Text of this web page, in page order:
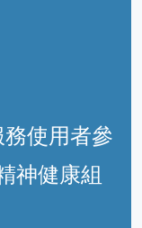
使用者參
神健康組